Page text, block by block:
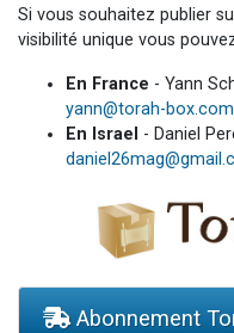
Si vous souhaitez publier
visibilité unique vous
En France - Yann
yann@torah-box.com
En Israel - Daniel
Abonnement